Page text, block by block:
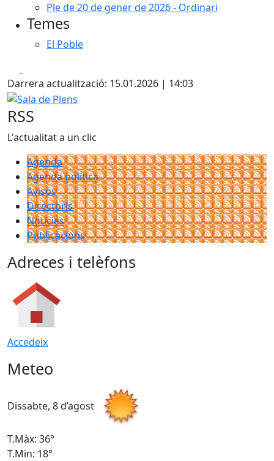
Ple de 20 de gener de 2026 - Ordinari
Temes
El Poble
Darrera actualització: 15.01.2026 | 14:03
Sala de Plens
RSS
L'actualitat a un clic
Agenda
Agenda política
Avisos
Directoris
Notícies
Publicacions
Adreces i telèfons
Accedeix
Meteo
Dissabte, 8 d’agost
T.Màx: 36°
T.Min: 18°